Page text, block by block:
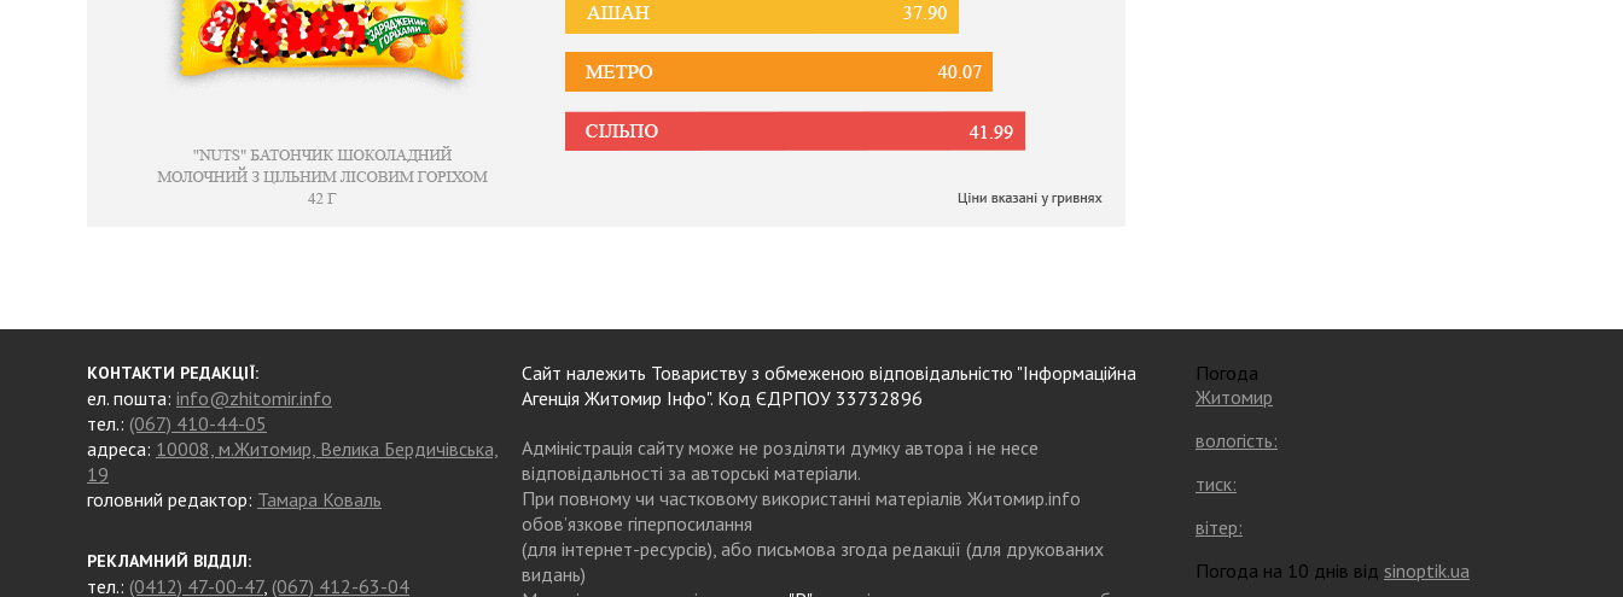
КОНТАКТИ РЕДАКЦІЇ:
ел. пошта: info@zhitomir.info
тел.: (067) 410-44-05
адреса: 10008, м.Житомир, Велика Бердичівська,
19
головний редактор: Тамара Коваль
РЕКЛАМНИЙ ВІДДІЛ:
тел.: (0412) 47-00-47, (067) 412-63-04
Сайт належить Товариству з обмеженою відповідальністю "Інформаційна
Агенція Житомир Інфо". Код ЄДРПОУ 33732896
Адміністрація сайту може не розділяти думку автора і не несе
відповідальності за авторські матеріали.
При повному чи частковому використанні матеріалів Житомир.info
обов’язкове гіперпосилання
(для інтернет-ресурсів), або письмова згода редакції (для друкованих
видань)
Погода
Житомир
вологість:
тиск:
вітер:
Погода на 10 днів від sinoptik.ua